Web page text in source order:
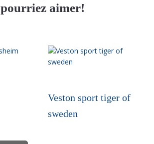
pourriez aimer!
Veston sport tiger of
sweden